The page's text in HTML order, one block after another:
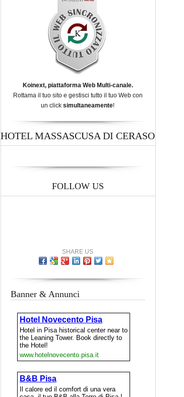
Koinext, piattaforma Web Multi-canale.
Rottama il tuo sito e gestisci tutto il tuo Web con
un click simultaneamente!
HOTEL MASSASCUSA DI CERASO
FOLLOW US
SHARE US
Banner & Annunci